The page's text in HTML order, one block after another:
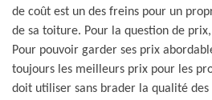
de coût est un des freins pour un
de sa toiture. Pour la question de
Pour pouvoir garder ses prix
toujours les meilleurs prix pour les
doit utiliser sans brader la qualité des